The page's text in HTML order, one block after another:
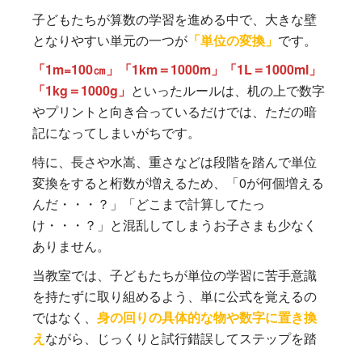
子どもたちが算数の学習を進める中で、大きな壁
となりやすい単元の一つが 「単位の変換」 です。
「1m=100㎝」「1km＝1000m」「1L＝1000ml」
「1kg＝1000g」 といったルールは、机の上で数字
やプリントと向き合っているだけでは、ただの暗
記になってしまいがちです。
特に、長さや水嵩、重さなどは段階を踏んで単位
変換をすると桁数が増えるため、「0が何個増える
んだ・・・？」「どこまで計算してたっ
け・・・？」と混乱してしまうお子さまも少なく
ありません。
当教室では、子どもたちが単位の学習に苦手意識
を持たずに取り組めるよう、単に公式を覚えるの
ではなく、身の回りの具体的な物や数字に置き換
え ながら、じっくりと試行錯誤してステップを踏